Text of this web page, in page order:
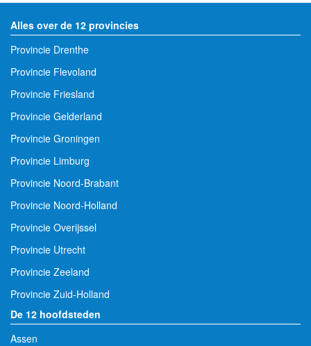
Alles over de 12 provincies
Provincie Drenthe
Provincie Flevoland
Provincie Friesland
Provincie Gelderland
Provincie Groningen
Provincie Limburg
Provincie Noord-Brabant
Provincie Noord-Holland
Provincie Overijssel
Provincie Utrecht
Provincie Zeeland
Provincie Zuid-Holland
De 12 hoofdsteden
Assen